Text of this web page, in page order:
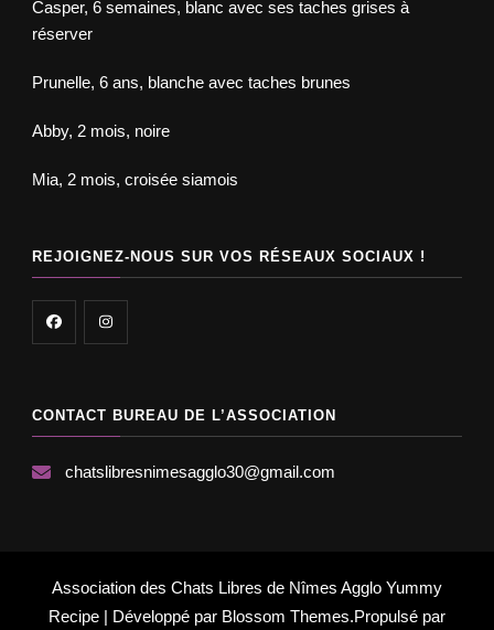
Casper, 6 semaines, blanc avec ses taches grises à
réserver
Prunelle, 6 ans, blanche avec taches brunes
Abby, 2 mois, noire
Mia, 2 mois, croisée siamois
REJOIGNEZ-NOUS SUR VOS RÉSEAUX SOCIAUX !
CONTACT BUREAU DE L’ASSOCIATION
chatslibresnimesagglo30@gmail.com
Association des Chats Libres de Nîmes Agglo Yummy
Recipe | Développé par Blossom Themes.Propulsé par